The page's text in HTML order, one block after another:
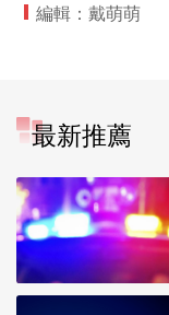
編輯：戴萌萌
最新推薦